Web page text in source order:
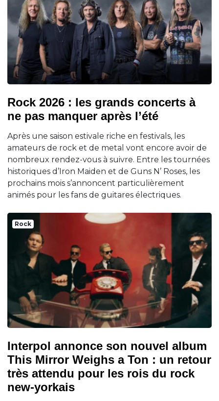
Rock 2026 : les grands concerts à
ne pas manquer après l’été
Après une saison estivale riche en festivals, les
amateurs de rock et de metal vont encore avoir de
nombreux rendez-vous à suivre. Entre les tournées
historiques d’Iron Maiden et de Guns N’ Roses, les
prochains mois s’annoncent particulièrement
animés pour les fans de guitares électriques.
Rock
Interpol annonce son nouvel album
This Mirror Weighs a Ton : un retour
très attendu pour les rois du rock
new-yorkais